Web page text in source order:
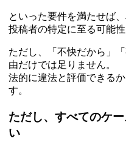
といった要件を満たせば
投稿者の特定に至る可能性
ただし、「不快だから」
由だけでは足りません。
法的に違法と評価できる
す。
ただし、すべてのケ
い